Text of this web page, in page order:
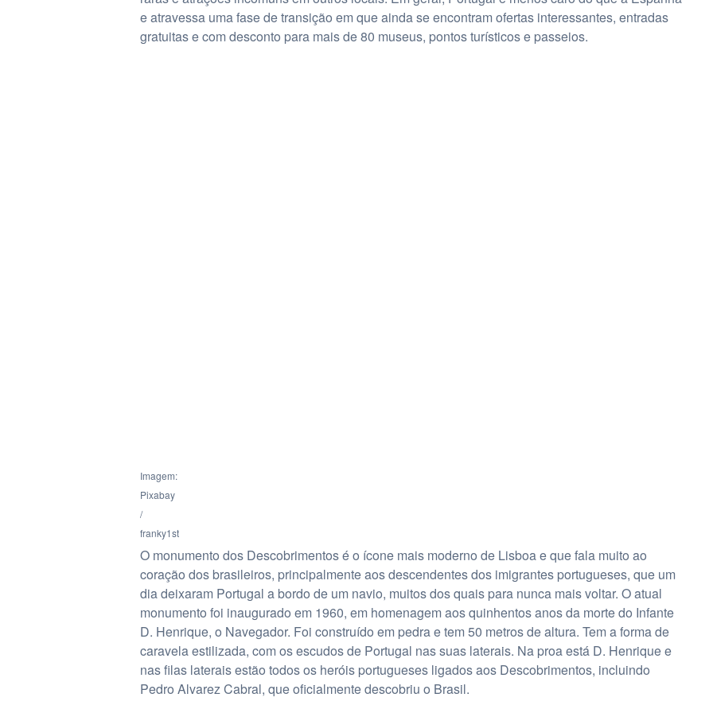
e atravessa uma fase de transição em que ainda se encontram ofertas interessantes, entradas
gratuitas e com desconto para mais de 80 museus, pontos turísticos e passeios.
Imagem:
Pixabay
/
franky1st
O monumento dos Descobrimentos é o ícone mais moderno de Lisboa e que fala muito ao
coração dos brasileiros, principalmente aos descendentes dos imigrantes portugueses, que um
dia deixaram Portugal a bordo de um navio, muitos dos quais para nunca mais voltar. O atual
monumento foi inaugurado em 1960, em homenagem aos quinhentos anos da morte do Infante
D. Henrique, o Navegador. Foi construído em pedra e tem 50 metros de altura. Tem a forma de
caravela estilizada, com os escudos de Portugal nas suas laterais. Na proa está D. Henrique e
nas filas laterais estão todos os heróis portugueses ligados aos Descobrimentos, incluindo
Pedro Alvarez Cabral, que oficialmente descobriu o Brasil.